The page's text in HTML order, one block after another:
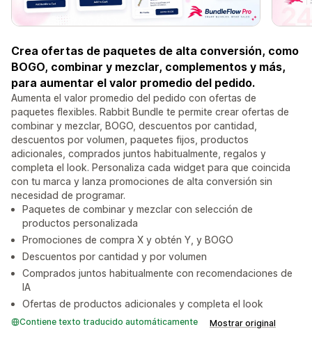
Crea ofertas de paquetes de alta conversión, como
BOGO, combinar y mezclar, complementos y más,
para aumentar el valor promedio del pedido.
Aumenta el valor promedio del pedido con ofertas de
paquetes flexibles. Rabbit Bundle te permite crear ofertas de
combinar y mezclar, BOGO, descuentos por cantidad,
descuentos por volumen, paquetes fijos, productos
adicionales, comprados juntos habitualmente, regalos y
completa el look. Personaliza cada widget para que coincida
con tu marca y lanza promociones de alta conversión sin
necesidad de programar.
Paquetes de combinar y mezclar con selección de
productos personalizada
Promociones de compra X y obtén Y, y BOGO
Descuentos por cantidad y por volumen
Comprados juntos habitualmente con recomendaciones de
IA
Ofertas de productos adicionales y completa el look
Contiene texto traducido automáticamente Mostrar original